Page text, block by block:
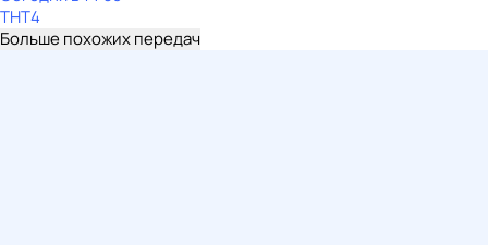
ТНТ4
Больше похожих передач